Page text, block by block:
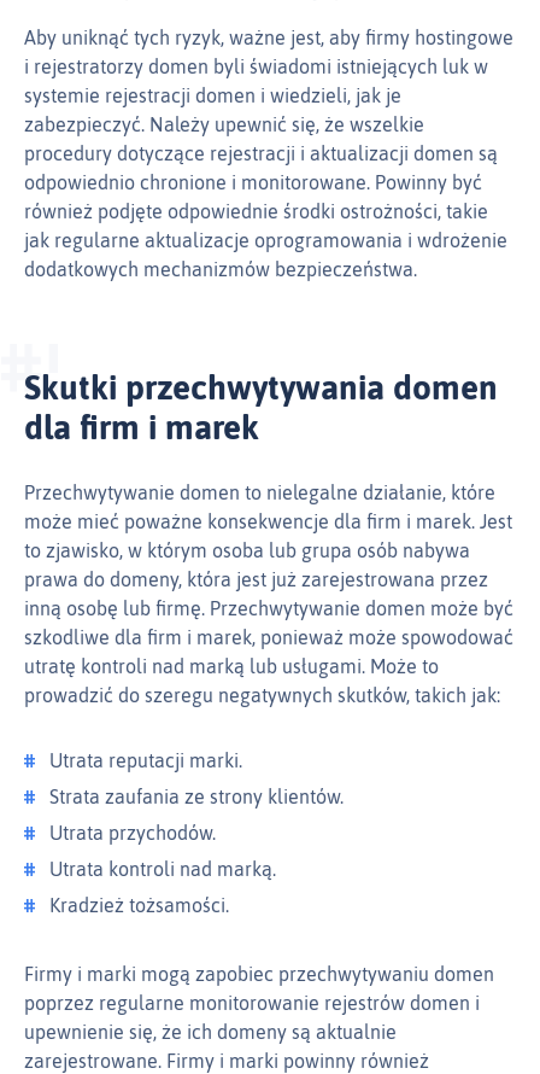
Aby uniknąć tych ryzyk, ważne jest, aby firmy hostingowe
i rejestratorzy domen byli świadomi istniejących luk w
systemie rejestracji domen i wiedzieli, jak je
zabezpieczyć. Należy upewnić się, że wszelkie
procedury dotyczące rejestracji i aktualizacji domen są
odpowiednio chronione i monitorowane. Powinny być
również podjęte odpowiednie środki ostrożności, takie
jak regularne aktualizacje oprogramowania i wdrożenie
dodatkowych mechanizmów bezpieczeństwa.
Skutki przechwytywania domen
dla firm i marek
Przechwytywanie domen to nielegalne działanie, które
może mieć poważne konsekwencje dla firm i marek. Jest
to zjawisko, w którym osoba lub grupa osób nabywa
prawa do domeny, która jest już zarejestrowana przez
inną osobę lub firmę. Przechwytywanie domen może być
szkodliwe dla firm i marek, ponieważ może spowodować
utratę kontroli nad marką lub usługami. Może to
prowadzić do szeregu negatywnych skutków, takich jak:
Utrata reputacji marki.
Strata zaufania ze strony klientów.
Utrata przychodów.
Utrata kontroli nad marką.
Kradzież tożsamości.
Firmy i marki mogą zapobiec przechwytywaniu domen
poprzez regularne monitorowanie rejestrów domen i
upewnienie się, że ich domeny są aktualnie
zarejestrowane. Firmy i marki powinny również